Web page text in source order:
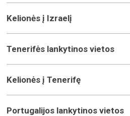
Kelionės į Izraelį
Tenerifės lankytinos vietos
Kelionės į Tenerifę
Portugalijos lankytinos vietos